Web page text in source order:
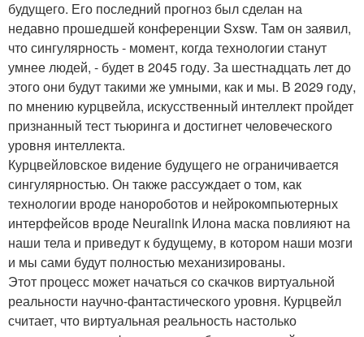
будущего. Его последний прогноз был сделан на
недавно прошедшей конференции Sxsw. Там он заявил,
что сингулярность - момент, когда технологии станут
умнее людей, - будет в 2045 году. За шестнадцать лет до
этого они будут такими же умными, как и мы. В 2029 году,
по мнению курцвейла, искусственный интеллект пройдет
признанный тест тьюринга и достигнет человеческого
уровня интеллекта.
Курцвейловское видение будущего не ограничивается
сингулярностью. Он также рассуждает о том, как
технологии вроде нанороботов и нейрокомпьютерных
интерфейсов вроде Neuralink Илона маска повлияют на
наши тела и приведут к будущему, в котором наши мозги
и мы сами будут полностью механизированы.
Этот процесс может начаться со скачков виртуальной
реальности научно-фантастического уровня. Курцвейл
считает, что виртуальная реальность настолько